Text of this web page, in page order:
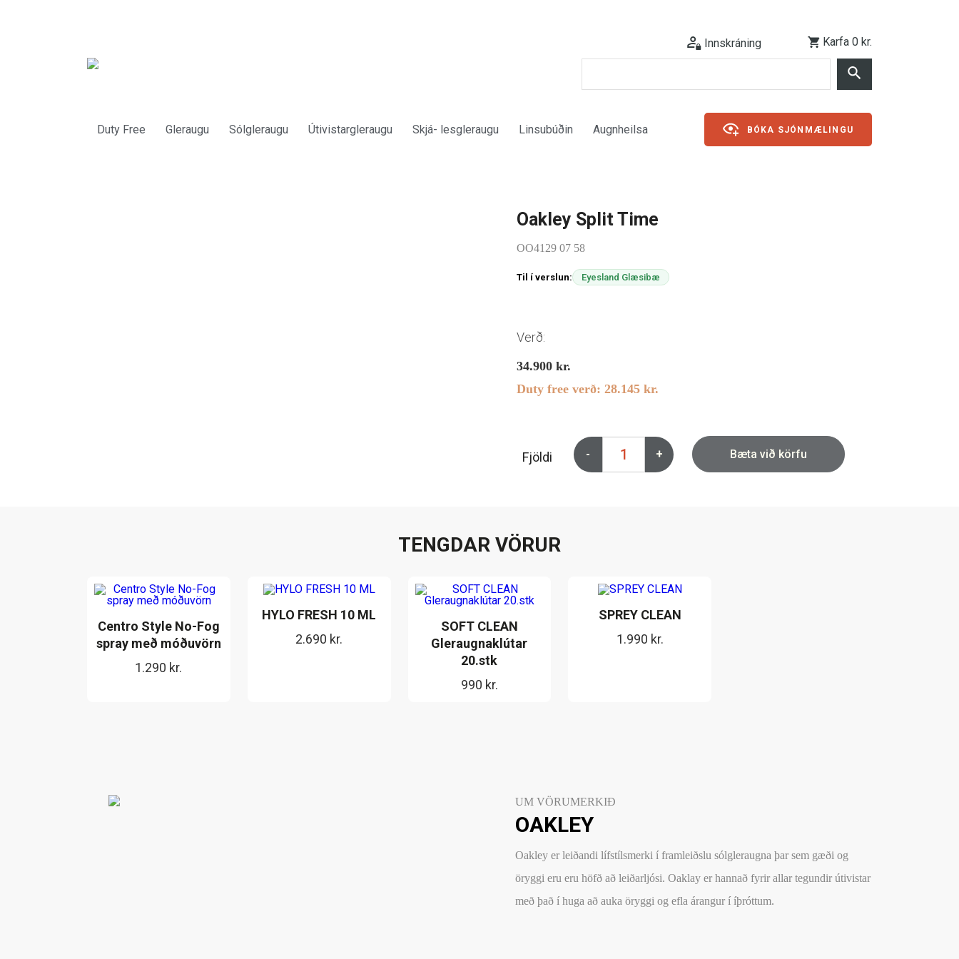
Innskráning Karfa 0 kr.
Duty Free Gleraugu Sólgleraugu Útivistargleraugu Skjá- lesgleraugu Linsubúðin Augnheilsa BÓKA SJÓNMÆLINGU
Oakley Split Time
OO4129 07 58
Til í verslun: Eyesland Glæsibæ
Verð:
34.900 kr.
Duty free verð: 28.145 kr.
Fjöldi - + Bæta við körfu
TENGDAR VÖRUR
Centro Style No-Fog
spray með móðuvörn
1.290 kr.
HYLO FRESH 10 ML
2.690 kr.
SOFT CLEAN
Gleraugnaklútar
20.stk
990 kr.
SPREY CLEAN
1.990 kr.
UM VÖRUMERKIÐ
OAKLEY
Oakley er leiðandi lífstílsmerki í framleiðslu sólgleraugna þar sem gæði og
öryggi eru eru höfð að leiðarljósi. Oaklay er hannað fyrir allar tegundir útivistar
með það í huga að auka öryggi og efla árangur í íþróttum.